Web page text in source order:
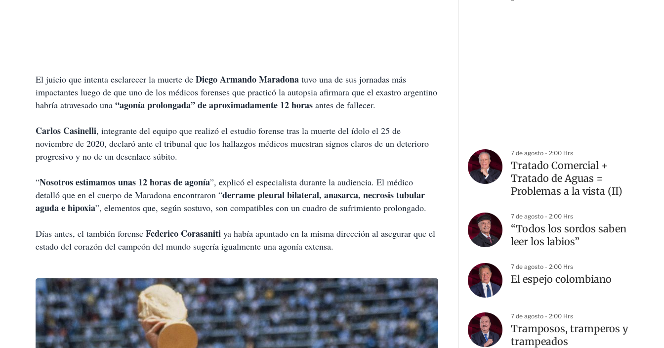
El juicio que intenta esclarecer la muerte de Diego Armando Maradona tuvo una de sus jornadas más
impactantes luego de que uno de los médicos forenses que practicó la autopsia afirmara que el exastro argentino
habría atravesado una “agonía prolongada” de aproximadamente 12 horas antes de fallecer.
Carlos Casinelli, integrante del equipo que realizó el estudio forense tras la muerte del ídolo el 25 de
noviembre de 2020, declaró ante el tribunal que los hallazgos médicos muestran signos claros de un deterioro
progresivo y no de un desenlace súbito.
“Nosotros estimamos unas 12 horas de agonía”, explicó el especialista durante la audiencia. El médico
detalló que en el cuerpo de Maradona encontraron “derrame pleural bilateral, anasarca, necrosis tubular
aguda e hipoxia”, elementos que, según sostuvo, son compatibles con un cuadro de sufrimiento prolongado.
Días antes, el también forense Federico Corasaniti ya había apuntado en la misma dirección al asegurar que el
estado del corazón del campeón del mundo sugería igualmente una agonía extensa.
7 de agosto - 2:00 Hrs
Tratado Comercial +
Tratado de Aguas =
Problemas a la vista (II)
7 de agosto - 2:00 Hrs
“Todos los sordos saben
leer los labios”
7 de agosto - 2:00 Hrs
El espejo colombiano
7 de agosto - 2:00 Hrs
Tramposos, tramperos y
trampeados